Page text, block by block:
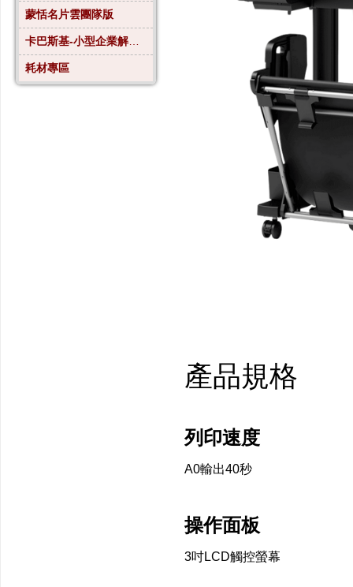
蒙恬名片雲團隊版
卡巴斯基-小型企業解決方案4
耗材專區
產品規格
列印速
A0輸出
操作面
3吋LCD觸控